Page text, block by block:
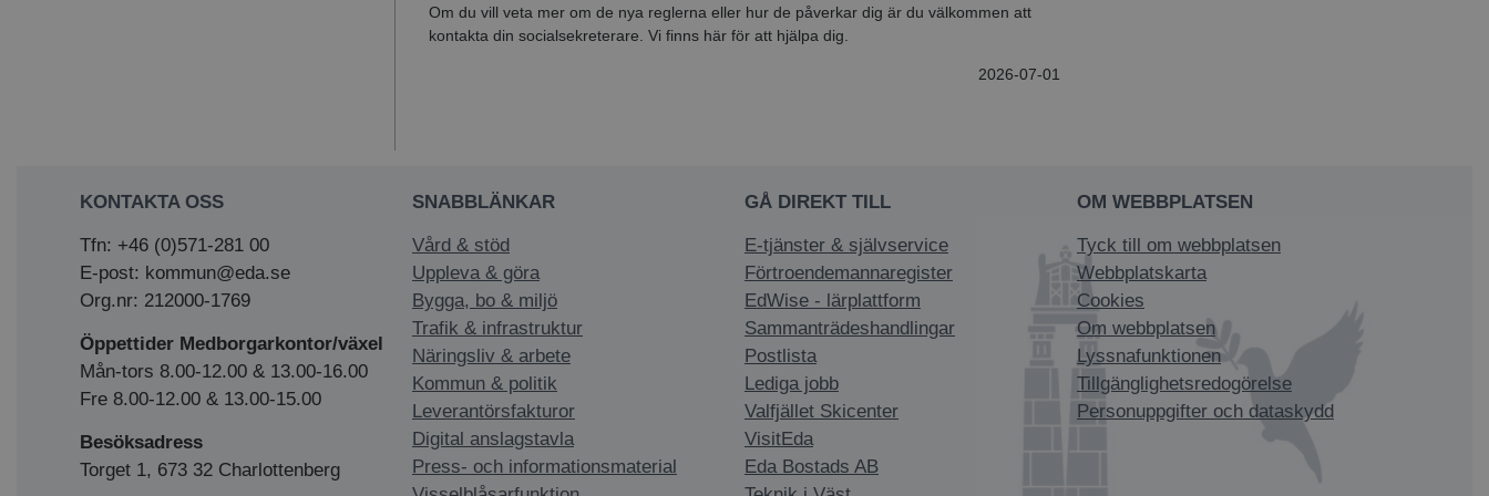
Om du vill veta mer om de nya reglerna eller hur de påverkar dig är du välkommen att
kontakta din socialsekreterare. Vi finns här för att hjälpa dig.
2026-07-01
KONTAKTA OSS
Tfn: +46 (0)571-281 00
E-post: kommun@eda.se
Org.nr: 212000-1769
Öppettider Medborgarkontor/växel
Mån-tors 8.00-12.00 & 13.00-16.00
Fre 8.00-12.00 & 13.00-15.00
Besöksadress
Torget 1, 673 32 Charlottenberg
SNABBLÄNKAR
Vård & stöd
Uppleva & göra
Bygga, bo & miljö
Trafik & infrastruktur
Näringsliv & arbete
Kommun & politik
Leverantörsfakturor
Digital anslagstavla
Press- och informationsmaterial
GÅ DIREKT TILL
E-tjänster & självservice
Förtroendemannaregister
EdWise - lärplattform
Sammanträdeshandlingar
Postlista
Lediga jobb
Valfjället Skicenter
VisitEda
Eda Bostads AB
OM WEBBPLATSEN
Tyck till om webbplatsen
Webbplatskarta
Cookies
Om webbplatsen
Lyssnafunktionen
Tillgänglighetsredogörelse
Personuppgifter och dataskydd